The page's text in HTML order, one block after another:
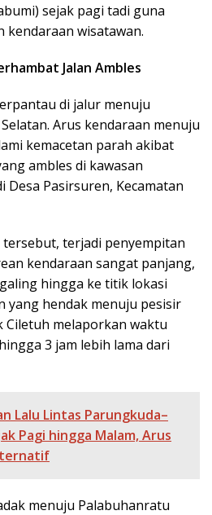
sejak pagi tadi guna
wisatawan.
Jalan Ambles
di jalur menuju
Arus kendaraan menuju
kemacetan parah akibat
ambles di kawasan
Desa Pasirsuren, Kecamatan
terjadi penyempitan
kendaraan sangat panjang,
hingga ke titik lokasi
yang hendak menuju pesisir
Ciletuh melaporkan waktu
3 jam lebih lama dari
Lalu Lintas Parungkuda–
Pagi hingga Malam, Arus
menuju Palabuhanratu